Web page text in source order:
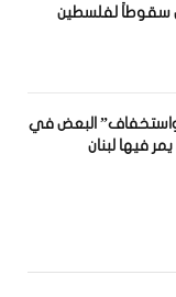
سقوطاً لفلسطين
واستخفاف” البعض في
فيها لبنان